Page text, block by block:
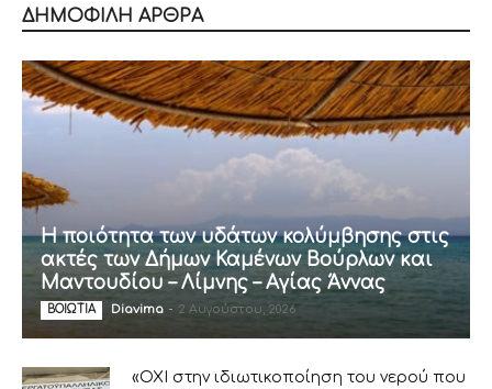
ΔΗΜΟΦΙΛΗ ΑΡΘΡΑ
Η ποιότητα των υδάτων κολύμβησης στις
ακτές των Δήμων Καμένων Βούρλων και
Μαντουδίου – Λίμνης – Αγίας Άννας
ΒΟΙΩΤΙΑ Diavima - 2 Αυγούστου, 2026
«ΟΧΙ στην ιδιωτικοποίηση του νερού που